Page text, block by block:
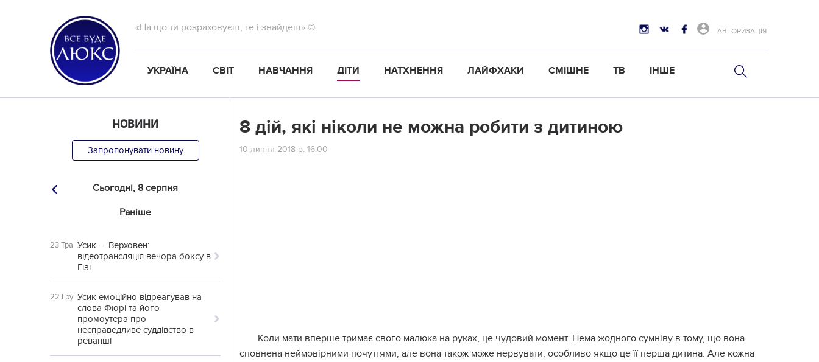
«На що ти розраховуєш, те і знайдеш» © АВТОРИЗАЦІЯ
УКРАЇНА СВІТ НАВЧАННЯ ДІТИ НАТХНЕННЯ ЛАЙФХАКИ СМІШНЕ ТВ ІНШЕ
НОВИНИ
Запропонувати новину
Сьогодні, 8 серпня
Раніше
23 Тра Усик — Верховен:
відеотрансляція вечора боксу в
Гізі
22 Гру Усик емоційно відреагував на
слова Фюрі та його
промоутера про
несправедливе суддівство в
реванші
8 дій, які ніколи не можна робити з дитиною
10 липня 2018 р. 16:00
Коли мати вперше тримає свого малюка на руках, це чудовий момент. Нема жодного сумніву в тому, що вона
сповнена неймовірними почуттями, але вона також може нервувати, особливо якщо це її перша дитина. Але кожна